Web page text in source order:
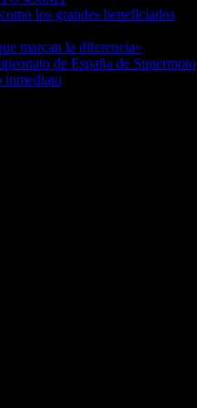
los grandes beneficiados
marcan la diferencia»
de España de Supermoto
inmediato